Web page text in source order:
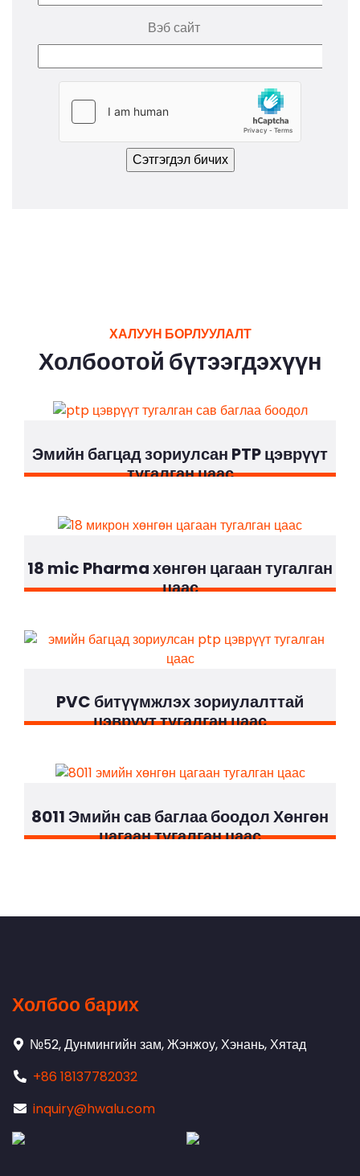
Вэб сайт
ХАЛУУН БОРЛУУЛАЛТ
Холбоотой бүтээгдэхүүн
Эмийн багцад зориулсан PTP цэврүүт
тугалган цаас
18 mic Pharma хөнгөн цагаан тугалган
цаас
PVC битүүмжлэх зориулалттай
цэврүүт тугалган цаас
8011 Эмийн сав баглаа боодол Хөнгөн
цагаан тугалган цаас
Холбоо барих
№52, Дунмингийн зам, Жэнжоу, Хэнань, Хятад
+86 18137782032
inquiry@hwalu.com